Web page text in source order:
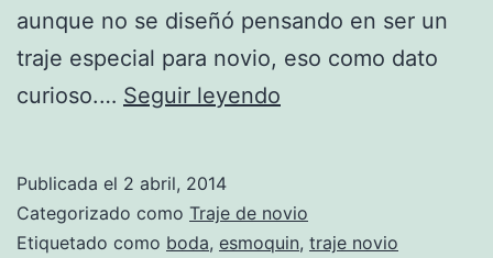
aunque no se diseñó pensando en ser un
traje especial para novio, eso como dato
curioso.… Seguir leyendo
(Parte
3)
Publicada el 2 abril, 2014
Categorizado como Traje de novio
Etiquetado como boda, esmoquin, traje novio